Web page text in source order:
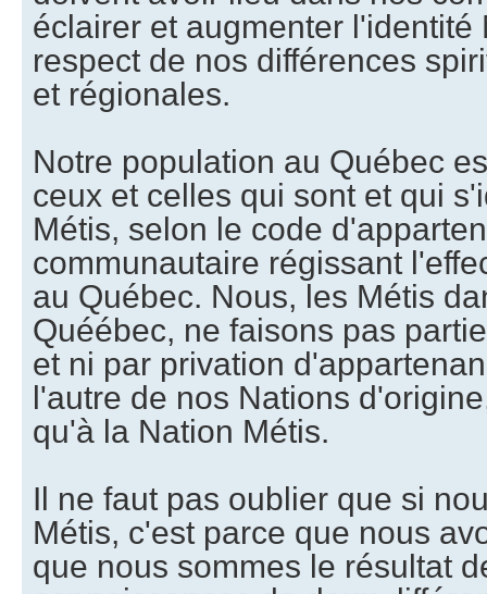
éclairer et augmenter l'identité
respect de nos différences
et régionales.
Notre population au Québec
ceux et celles qui sont et qui
Métis, selon le code
communautaire régissant
au Québec. Nous, les Métis
Quéébec, ne faisons pas
et ni par privation
l'autre de nos Nations
qu'à la Nation Métis.
Il ne faut pas oublier que si
Métis, c'est parce que nous
que nous sommes le résultat